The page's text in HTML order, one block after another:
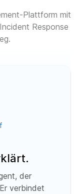
Plattform mit
Response
der
verbindet